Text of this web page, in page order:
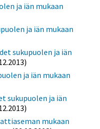
ja iän mukaan
ja iän mukaan
sukupuolen ja iän
ja iän mukaan
sukupuolen ja iän
mukaan